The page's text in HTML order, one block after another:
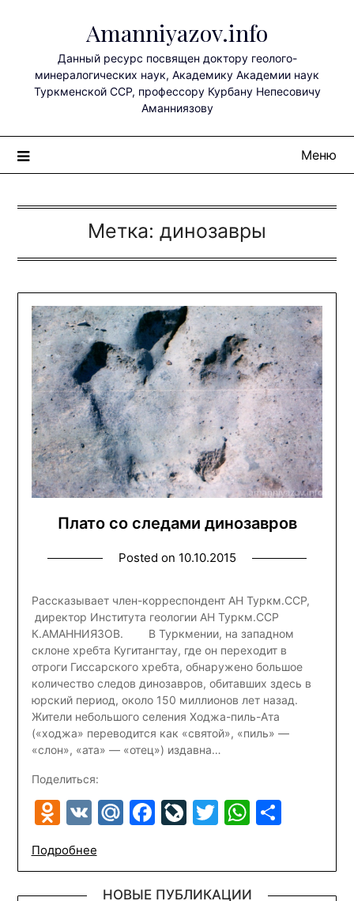
содержимому
Amanniyazov.info
Данный ресурс посвящен доктору геолого-
минералогических наук, Академику Академии наук
Туркменской ССР, профессору Курбану Непесовичу
Аманниязову
Меню
Метка: динозавры
Плато со следами динозавров
Posted on 10.10.2015
Рассказывает член-корреспондент АН Туркм.ССР,
директор Института геологии АН Туркм.ССР
К.АМАННИЯЗОВ. В Туркмении, на западном
склоне хребта Кугитангтау, где он переходит в
отроги Гиссарского хребта, обнаружено большое
количество следов динозавров, обитавших здесь в
юрский период, около 150 миллионов лет назад.
Жители небольшого селения Ходжа-пиль-Ата
(«ходжа» переводится как «святой», «пиль» —
«слон», «ата» — «отец») издавна…
Поделиться:
Odnoklassniki
VKMail.Ru
Facebook
LiveJournal
Twitter
Подробнее
НОВЫЕ ПУБЛИКАЦИИ